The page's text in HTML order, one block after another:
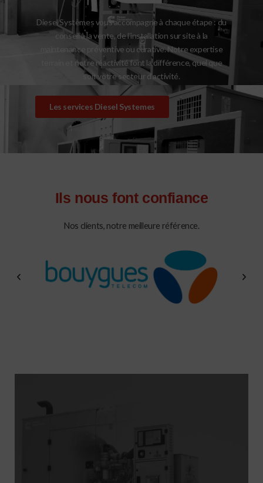
Diesel Systèmes vous accompagne à chaque étape : du
conseil à la vente, de l’installation sur site à la
maintenance préventive ou curative. Notre expertise
terrain et notre réactivité font la différence, quel que
soit votre secteur d’activité.
Les services Diesel Systemes
Ils nous font confiance
Nos clients, notre meilleure référence.